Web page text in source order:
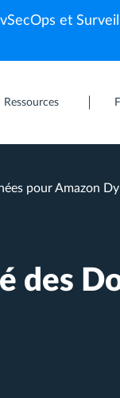
et
Ressources
pour Amazon
des